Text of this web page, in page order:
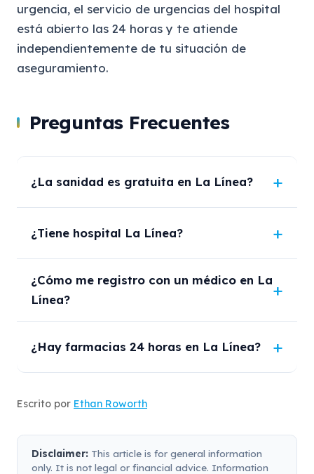
urgencia, el servicio de urgencias del hospital
está abierto las 24 horas y te atiende
independientemente de tu situación de
aseguramiento.
Preguntas Frecuentes
¿La sanidad es gratuita en La Línea?
¿Tiene hospital La Línea?
¿Cómo me registro con un médico en La
Línea?
¿Hay farmacias 24 horas en La Línea?
Escrito por Ethan Roworth
Disclaimer: This article is for general information
only. It is not legal or financial advice. Information